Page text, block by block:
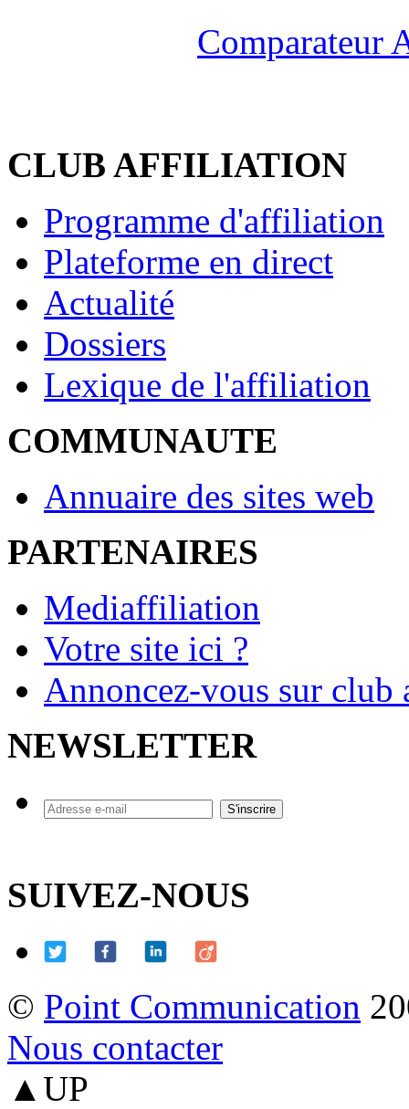
Comparateur
CLUB AFFILIATION
Programme d'affiliation
Plateforme en direct
Actualité
Dossiers
Lexique de l'affiliation
COMMUNAUTE
Annuaire des sites web
PARTENAIRES
Mediaffiliation
Votre site ici ?
Annoncez-vous sur
NEWSLETTER
SUIVEZ-NOUS
© Point Communication
Nous contacter
▲UP